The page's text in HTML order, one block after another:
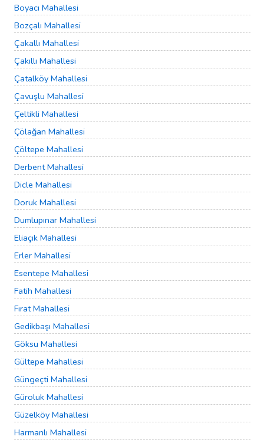
Boyacı Mahallesi
Bozçalı Mahallesi
Çakallı Mahallesi
Çakıllı Mahallesi
Çatalköy Mahallesi
Çavuşlu Mahallesi
Çeltikli Mahallesi
Çölağan Mahallesi
Çöltepe Mahallesi
Derbent Mahallesi
Dicle Mahallesi
Doruk Mahallesi
Dumlupınar Mahallesi
Eliaçık Mahallesi
Erler Mahallesi
Esentepe Mahallesi
Fatih Mahallesi
Fırat Mahallesi
Gedikbaşı Mahallesi
Göksu Mahallesi
Gültepe Mahallesi
Güngeçti Mahallesi
Güroluk Mahallesi
Güzelköy Mahallesi
Harmanlı Mahallesi